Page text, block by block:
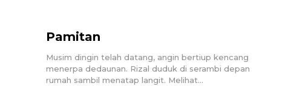
Pamitan
Musim dingin telah datang, angin bertiup kencang
menerpa dedaunan. Rizal duduk di serambi depan
rumah sambil menatap langit. Melihat...